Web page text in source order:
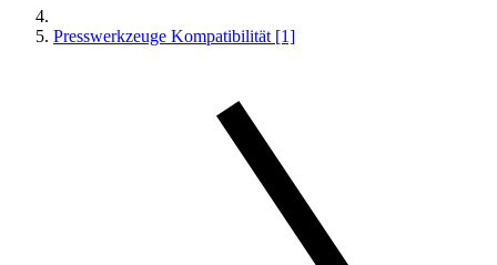
Presswerkzeuge Kompatibilität [1]